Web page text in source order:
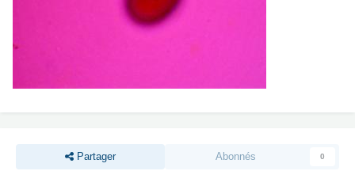
Partager Abonnés 0